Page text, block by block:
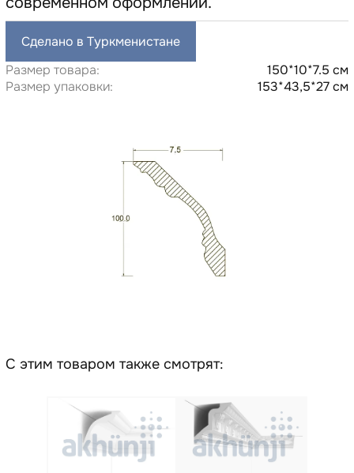
Сделано в Туркменистане
Размер товара:
150*10*7.5 см
Размер упаковки:
153*43,5*27 см
С этим товаром также смотрят: